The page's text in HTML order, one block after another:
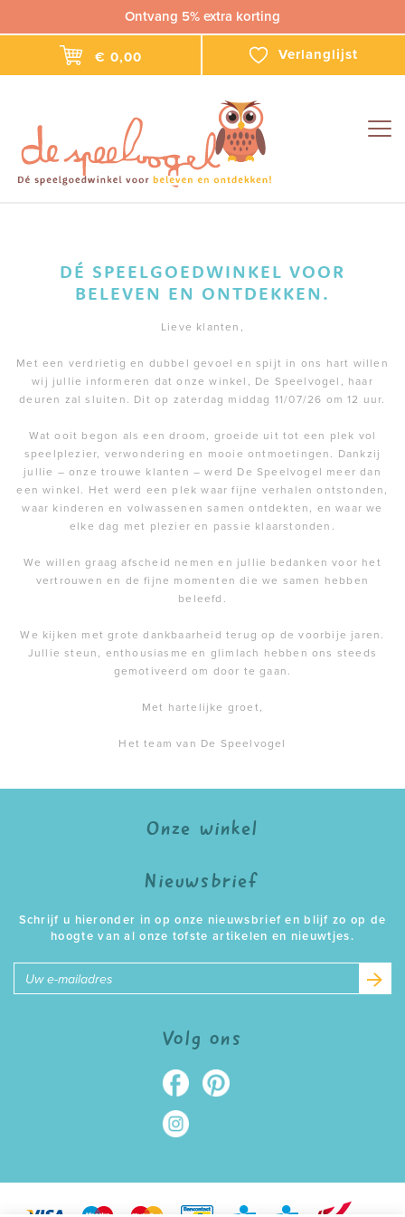
Ontvang 5% extra korting
€ 0,00 Verlanglijst
DÉ SPEELGOEDWINKEL VOOR
BELEVEN EN ONTDEKKEN.
Lieve klanten,
Met een verdrietig en dubbel gevoel en spijt in ons hart willen
wij jullie informeren dat onze winkel, De Speelvogel, haar
deuren zal sluiten. Dit op zaterdag middag 11/07/26 om 12 uur.
Wat ooit begon als een droom, groeide uit tot een plek vol
speelplezier, verwondering en mooie ontmoetingen. Dankzij
jullie – onze trouwe klanten – werd De Speelvogel meer dan
een winkel. Het werd een plek waar fijne verhalen ontstonden,
waar kinderen en volwassenen samen ontdekten, en waar we
elke dag met plezier en passie klaarstonden.
We willen graag afscheid nemen en jullie bedanken voor het
vertrouwen en de fijne momenten die we samen hebben
beleefd.
We kijken met grote dankbaarheid terug op de voorbije jaren.
Jullie steun, enthousiasme en glimlach hebben ons steeds
gemotiveerd om door te gaan.
Met hartelijke groet,
Het team van De Speelvogel
Onze winkel
Nieuwsbrief
Schrijf u hieronder in op onze nieuwsbrief en blijf zo op de
hoogte van al onze tofste artikelen en nieuwtjes.
Volg ons